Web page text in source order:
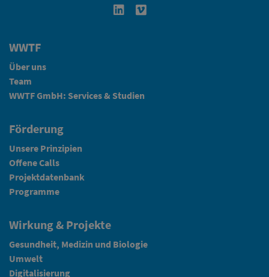
Linkedin in neuem Fenster öffnen
WWTF
Über uns
Team
WWTF GmbH: Services & Studien
Förderung
Unsere Prinzipien
Offene Calls
Projektdatenbank
Programme
Wirkung & Projekte
Gesundheit, Medizin und Biologie
Umwelt
Digitalisierung